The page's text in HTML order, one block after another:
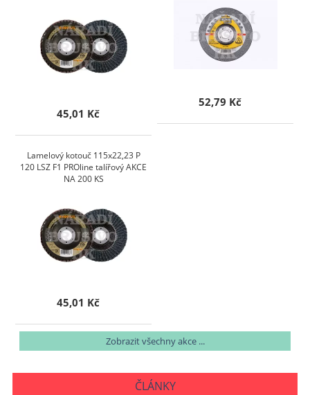
45,01 Kč
52,79 Kč
Lamelový kotouč 115x22,23 P
120 LSZ F1 PROline talířový AKCE
NA 200 KS
45,01 Kč
Zobrazit všechny akce ...
ČLÁNKY